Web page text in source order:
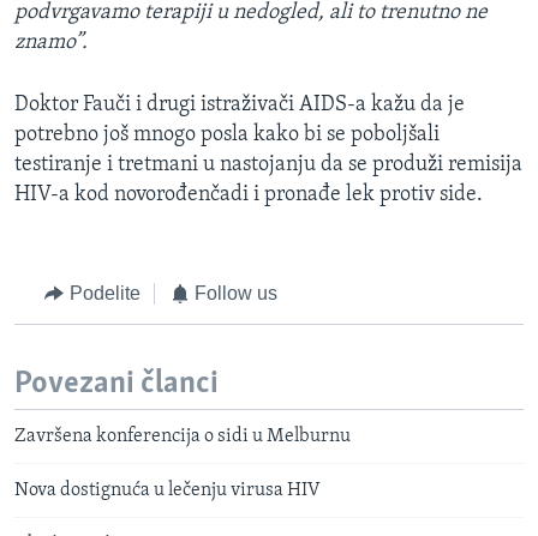
podvrgavamo terapiji u nedogled, ali to trenutno ne
znamo”.
Doktor Fauči i drugi istraživači AIDS-a kažu da je
potrebno još mnogo posla kako bi se poboljšali
testiranje i tretmani u nastojanju da se produži remisija
HIV-a kod novorođenčadi i pronađe lek protiv side.
Podelite Follow us
Povezani članci
Završena konferencija o sidi u Melburnu
Nova dostignuća u lečenju virusa HIV